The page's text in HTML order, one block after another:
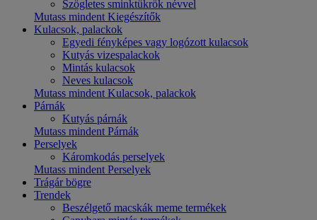
Szögletes sminktükrök névvel
Mutass mindent Kiegészítők
Kulacsok, palackok
Egyedi fényképes vagy logózott kulacsok
Kutyás vizespalackok
Mintás kulacsok
Neves kulacsok
Mutass mindent Kulacsok, palackok
Párnák
Kutyás párnák
Mutass mindent Párnák
Perselyek
Káromkodás perselyek
Mutass mindent Perselyek
Trágár bögre
Trendek
Beszélgető macskák meme termékek